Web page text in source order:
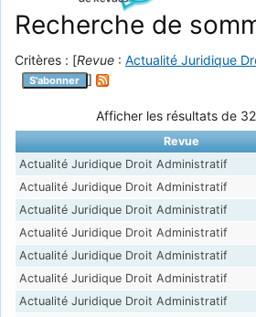
Recherche de
Critères : [Revue : Actualité Juridique
S'abonner ]
Afficher les résultats de
Revue
Actualité Juridique Droit Administratif
Actualité Juridique Droit Administratif
Actualité Juridique Droit Administratif
Actualité Juridique Droit Administratif
Actualité Juridique Droit Administratif
Actualité Juridique Droit Administratif
Actualité Juridique Droit Administratif